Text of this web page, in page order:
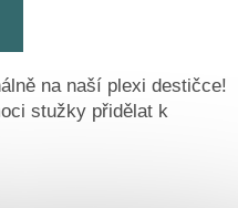
na naší plexi destičce!
stužky přidělat k